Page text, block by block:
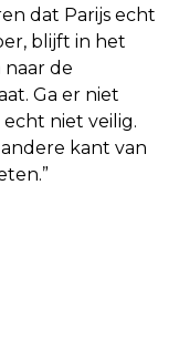
dat Parijs echt
blijft in het
naar de
Ga er niet
echt niet veilig.
kant van